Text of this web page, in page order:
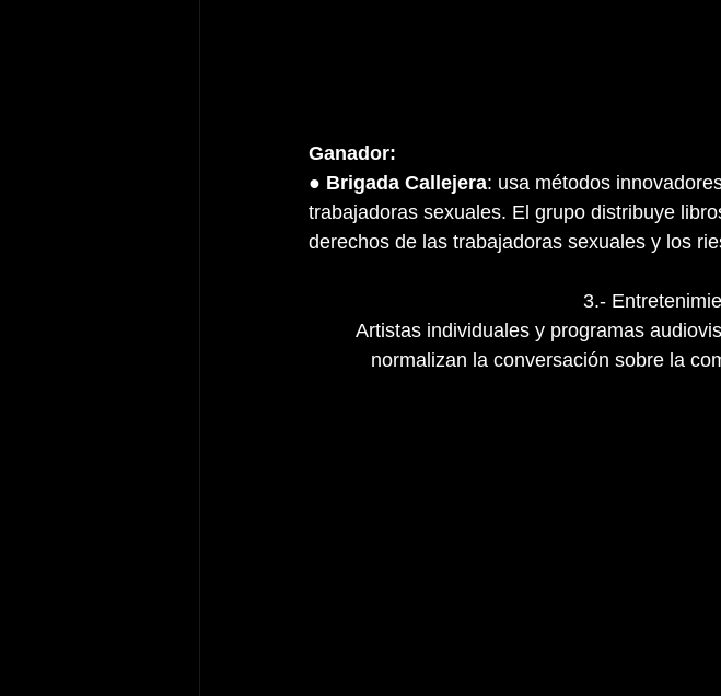
Ganador:
● Brigada Callejera: usa métodos
trabajadoras sexuales. El grupo distribuye
derechos de las trabajadoras sexuales y los
3.-
Artistas individuales y programas
normalizan la conversación sobre la